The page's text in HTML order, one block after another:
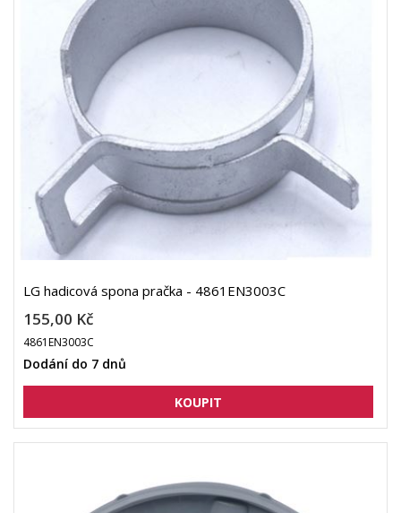
LG hadicová spona pračka - 4861EN3003C
155,00 Kč
4861EN3003C
Dodání do 7 dnů